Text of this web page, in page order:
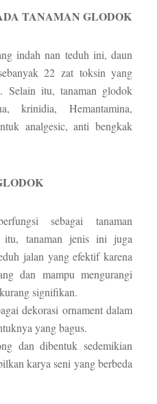
TANAMAN GLODOK
indah nan teduh ini, daun
22 zat toksin yang
Selain itu, tanaman glodok
krinidia, Hemantamina,
analgesic, anti bengkak
sebagai tanaman
itu, tanaman jenis ini juga
jalan yang efektif karena
dan mampu mengurangi
signifikan.
dekorasi ornament dalam
yang bagus.
dan dibentuk sedemikian
karya seni yang berbeda